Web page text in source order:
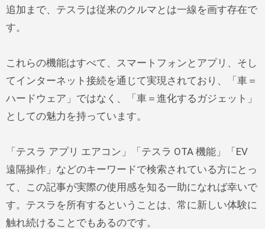
追加まで、テスラは従来のクルマとは一線を画す存在で
す。
これらの機能はすべて、スマートフォンとアプリ、そし
てインターネット接続を通じて実現されており、「車＝
ハードウェア」ではなく、「車＝進化するガジェット」
としての魅力を持っています。
「テスラ アプリ エアコン」「テスラ OTA 機能」「EV
遠隔操作」などのキーワードで検索されている方にとっ
て、この記事が実際の使用感を知る一助になれば幸いで
す。テスラを所有するということは、常に新しい体験に
触れ続けることでもあるのです。